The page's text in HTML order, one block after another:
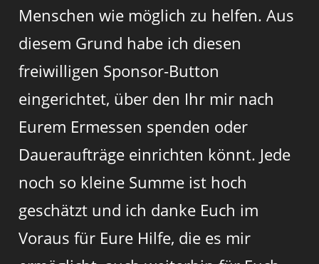
Menschen wie möglich zu helfen. Aus
diesem Grund habe ich diesen
freiwilligen Sponsor-Button
eingerichtet, über den Ihr mir nach
Eurem Ermessen spenden oder
Daueraufträge einrichten könnt. Jede
noch so kleine Summe ist hoch
geschätzt und ich danke Euch im
Voraus für Eure Hilfe, die es mir